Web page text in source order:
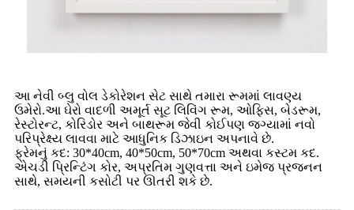
આ નેવી બ્લુ વોલ ડેકોરેશન સેટ સાથે તમારા રૂમમાં લાવણ્ય
ઉમેરો.આ ઘેરો વાદળી અમૂર્ત સૂટ લિવિંગ રૂમ, ઓફિસ, બેડરૂમ,
રેસ્ટોરન્ટ, કોરિડોર અને બાથરૂમ જેવી કોઈપણ જગ્યામાં નવો
પરિપ્રેક્ષ્ય લાવવા માટે આધુનિક ડિઝાઇન અપનાવે છે.
ફ્રેમનું કદ: 30*40cm, 40*50cm, 50*70cm અથવા કસ્ટમ કદ.
એચડી પ્રિન્ટિંગ કોર, અપ્રતિમ ગુણવત્તા અને ઇમેજ પ્રજનન
સાથે, સમયની કસોટી પર ઊતરી શકે છે.